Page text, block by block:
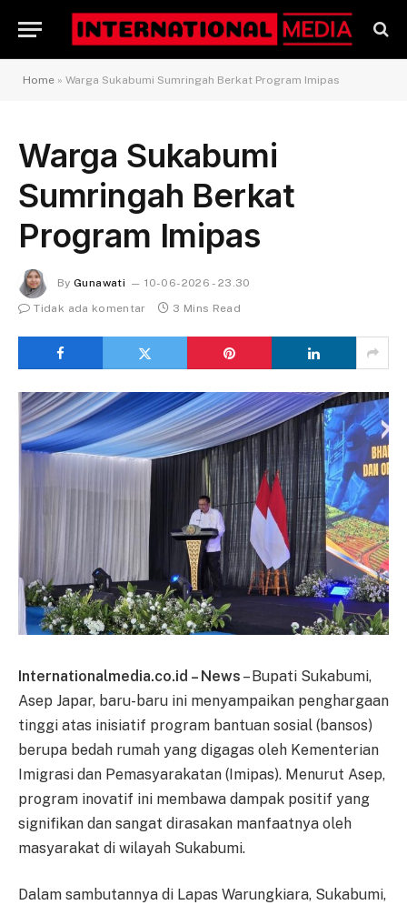
Home » Warga Sukabumi Sumringah Berkat Program Imipas
Warga Sukabumi
Sumringah Berkat
Program Imipas
By Gunawati
10-06-2026 - 23.30
Tidak ada komentar
3 Mins Read
Internationalmedia.co.id – News – Bupati Sukabumi,
Asep Japar, baru-baru ini menyampaikan penghargaan
tinggi atas inisiatif program bantuan sosial (bansos)
berupa bedah rumah yang digagas oleh Kementerian
Imigrasi dan Pemasyarakatan (Imipas). Menurut Asep,
program inovatif ini membawa dampak positif yang
signifikan dan sangat dirasakan manfaatnya oleh
masyarakat di wilayah Sukabumi.
Dalam sambutannya di Lapas Warungkiara, Sukabumi,